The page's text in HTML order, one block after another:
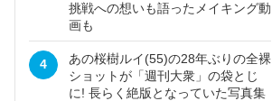
挑戦への想いも語ったメイキング動
画も
4
あの桜樹ルイ(55)の28年ぶりの全裸
ショットが「週刊大衆」の袋とじ
に! 長らく絶版となっていた写真集